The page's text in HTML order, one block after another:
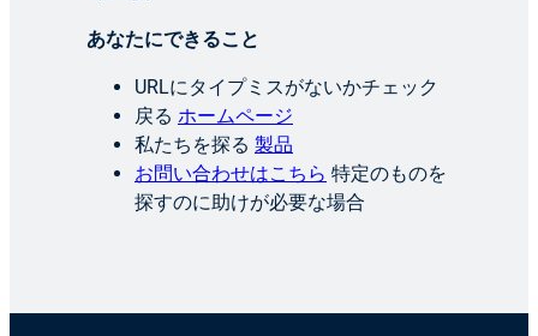
あなたにできること
URLにタイプミスがないかチェック
戻る ホームページ
私たちを探る 製品
お問い合わせはこちら 特定のものを
探すのに助けが必要な場合